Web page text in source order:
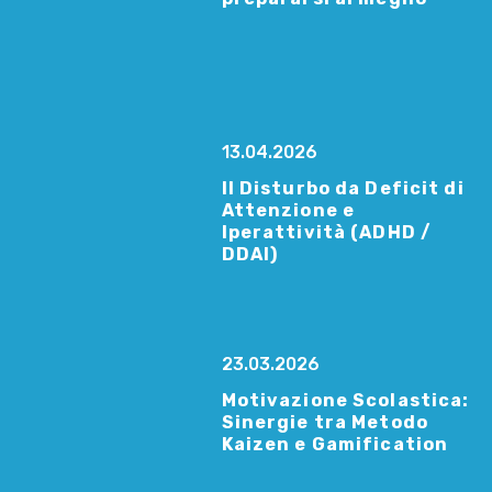
13.04.2026
Il Disturbo da Deficit di
Attenzione e
Iperattività (ADHD /
DDAI)
23.03.2026
Motivazione Scolastica:
Sinergie tra Metodo
Kaizen e Gamification